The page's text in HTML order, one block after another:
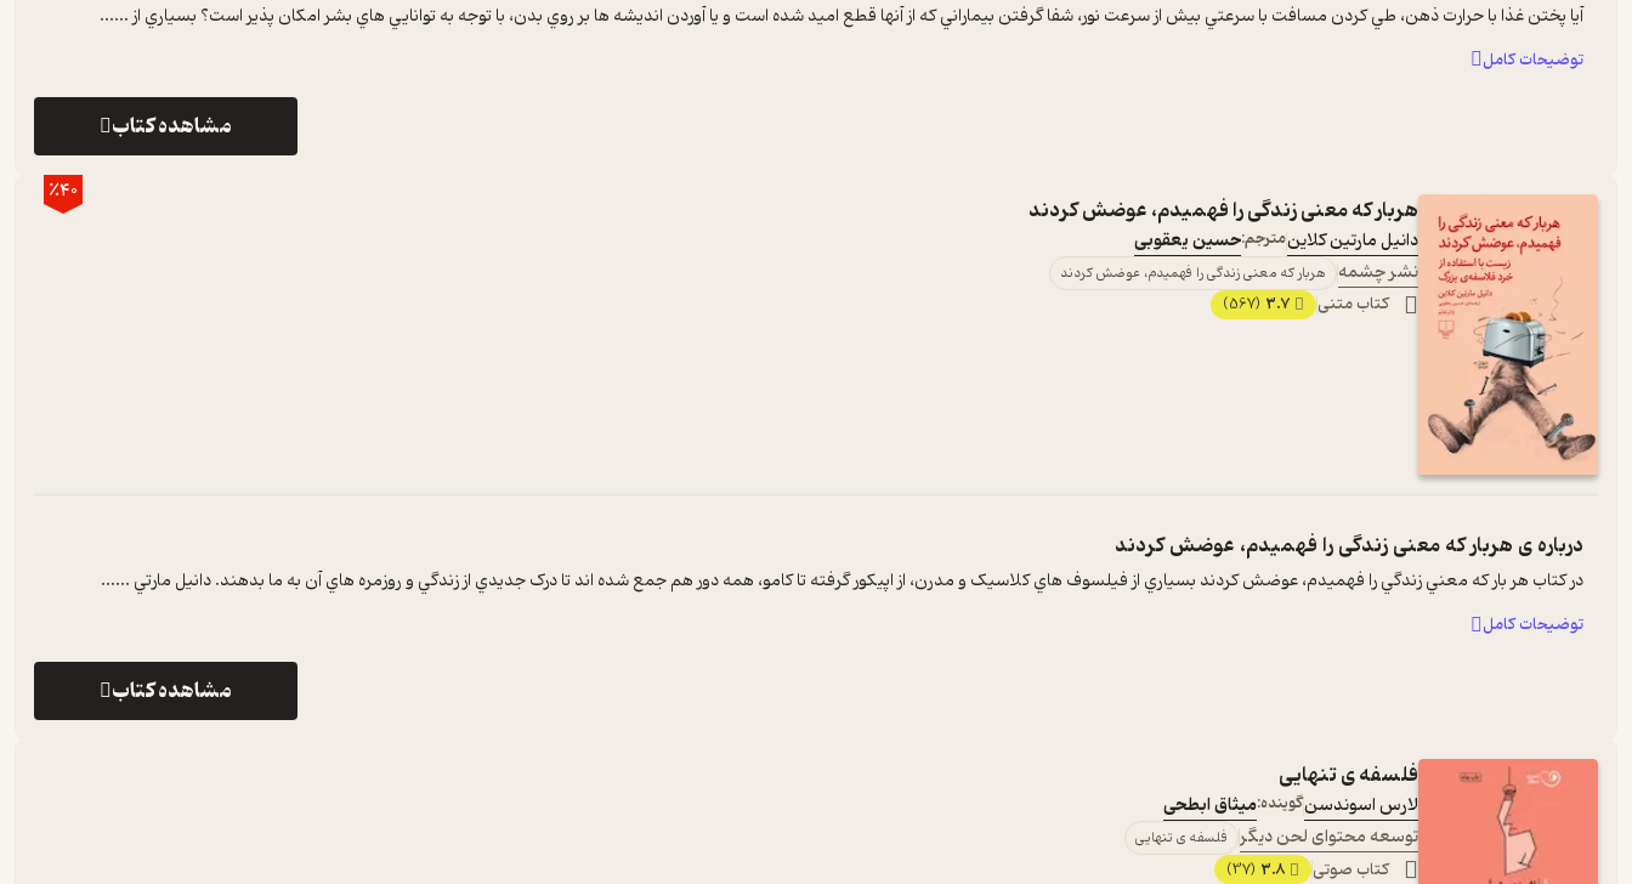
آيا پختن غذا با حرارت ذهن، طي کردن مسافت با سرعتي بيش از سرعت نور، شفا گرفتن بيماراني که از آنها قطع اميد شده است و يا آوردن انديشه ها بر روي بدن، با توجه به توانايي هاي بشر امکان پذير است؟ بسياري از ......
توضیحات کامل
مشاهده کتاب
٪40
هربار که معنی زندگی را فهمیدم، عوضش کردند
دانیل مارتین کلاینمترجم:حسین یعقوبی
نشر چشمه
هربار که معنی زندگی را فهمیدم، عوضش کردند
کتاب متنی 3.7
(567)
درباره ی هربار که معنی زندگی را فهمیدم، عوضش کردند
در کتاب هر بار که معني زندگي را فهميدم، عوضش کردند بسياري از فيلسوف هاي کلاسيک و مدرن، از اپيکور گرفته تا کامو، همه دور هم جمع شده اند تا درک جديدي از زندگي و روزمره هاي آن به ما بدهند. دانيل مارتي ......
توضیحات کامل
مشاهده کتاب
فلسفه ی تنهایی
لارس اسوندسنگوینده:میثاق ابطحی
توسعه محتوای لحن دیگر
فلسفه ی تنهایی
کتاب صوتی 3.8
(37)